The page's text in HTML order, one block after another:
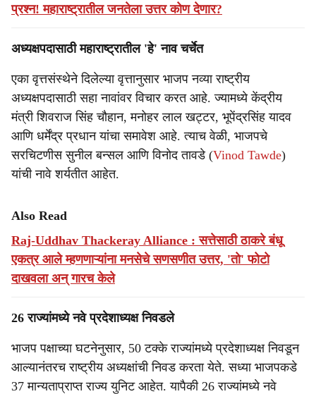
प्रश्न! महाराष्ट्रातील जनतेला उत्तर कोण देणार?
अध्यक्षपदासाठी महाराष्ट्रातील 'हे' नाव चर्चेत
एका वृत्तसंस्थेने दिलेल्या वृत्तानुसार भाजप नव्या राष्ट्रीय
अध्यक्षपदासाठी सहा नावांवर विचार करत आहे. ज्यामध्ये केंद्रीय
मंत्री शिवराज सिंह चौहान, मनोहर लाल खट्टर, भूपेंद्रसिंह यादव
आणि धर्मेंद्र प्रधान यांचा समावेश आहे. त्याच वेळी, भाजपचे
सरचिटणीस सुनील बन्सल आणि विनोद तावडे (Vinod Tawde)
यांची नावे शर्यतीत आहेत.
Also Read
Raj-Uddhav Thackeray Alliance : सत्तेसाठी ठाकरे बंधू
एकत्र आले म्हणणाऱ्यांना मनसेचे सणसणीत उत्तर, 'तो' फोटो
दाखवला अन् गारच केले
26 राज्यांमध्ये नवे प्रदेशाध्यक्ष निवडले
भाजप पक्षाच्या घटनेनुसार, 50 टक्के राज्यांमध्ये प्रदेशाध्यक्ष निवडून
आल्यानंतरच राष्ट्रीय अध्यक्षांची निवड करता येते. सध्या भाजपकडे
37 मान्यताप्राप्त राज्य युनिट आहेत. यापैकी 26 राज्यांमध्ये नवे